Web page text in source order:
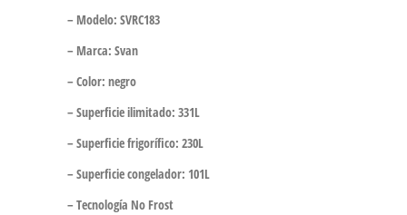
– Modelo: SVRC183
– Marca: Svan
– Color: negro
– Superficie ilimitado: 331L
– Superficie frigorífico: 230L
– Superficie congelador: 101L
– Tecnología No Frost